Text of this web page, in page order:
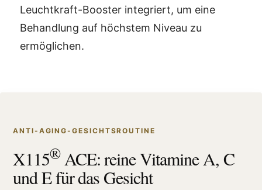
Leuchtkraft-Booster integriert, um eine
Behandlung auf höchstem Niveau zu
ermöglichen.
ANTI-AGING-GESICHTSROUTINE
X115®ACE: reine Vitamine A, C
und E für das Gesicht